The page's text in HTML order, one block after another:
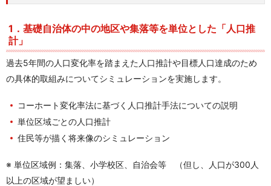
1．基礎自治体の中の地区や集落等を単位とした「人口推
計」
過去5年間の人口変化率を踏まえた人口推計や目標人口達成のため
の具体的取組みについてシミュレーションを実施します。
コーホート変化率法に基づく人口推計手法についての説明
単位区域ごとの人口推計
住民等が描く将来像のシミュレーション
※ 単位区域例：集落、小学校区、自治会等 （但し、人口が300人
以上の区域が望ましい）